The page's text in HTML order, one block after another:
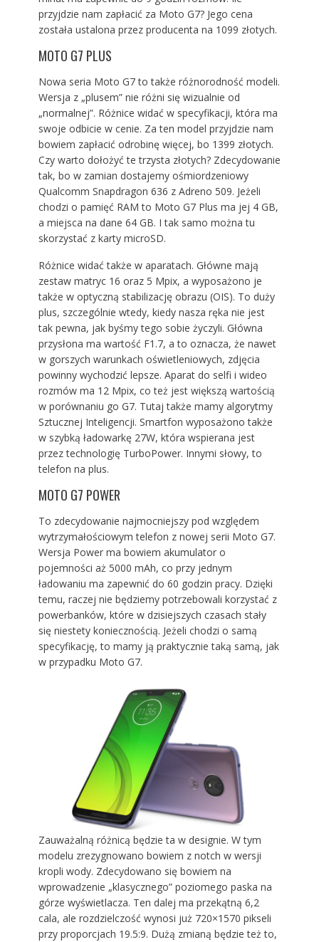
przyjdzie nam zapłacić za Moto G7? Jego cena
została ustalona przez producenta na 1099 złotych.
MOTO G7 PLUS
Nowa seria Moto G7 to także różnorodność modeli.
Wersja z „plusem” nie różni się wizualnie od
„normalnej”. Różnice widać w specyfikacji, która ma
swoje odbicie w cenie. Za ten model przyjdzie nam
bowiem zapłacić odrobinę więcej, bo 1399 złotych.
Czy warto dołożyć te trzysta złotych? Zdecydowanie
tak, bo w zamian dostajemy ośmiordzeniowy
Qualcomm Snapdragon 636 z Adreno 509. Jeżeli
chodzi o pamięć RAM to Moto G7 Plus ma jej 4 GB,
a miejsca na dane 64 GB. I tak samo można tu
skorzystać z karty microSD.
Różnice widać także w aparatach. Główne mają
zestaw matryc 16 oraz 5 Mpix, a wyposażono je
także w optyczną stabilizację obrazu (OIS). To duży
plus, szczególnie wtedy, kiedy nasza ręka nie jest
tak pewna, jak byśmy tego sobie życzyli. Główna
przysłona ma wartość F1.7, a to oznacza, że nawet
w gorszych warunkach oświetleniowych, zdjęcia
powinny wychodzić lepsze. Aparat do selfi i wideo
rozmów ma 12 Mpix, co też jest większą wartością
w porównaniu go G7. Tutaj także mamy algorytmy
Sztucznej Inteligencji. Smartfon wyposażono także
w szybką ładowarkę 27W, która wspierana jest
przez technologię TurboPower. Innymi słowy, to
telefon na plus.
MOTO G7 POWER
To zdecydowanie najmocniejszy pod względem
wytrzymałościowym telefon z nowej serii Moto G7.
Wersja Power ma bowiem akumulator o
pojemności aż 5000 mAh, co przy jednym
ładowaniu ma zapewnić do 60 godzin pracy. Dzięki
temu, raczej nie będziemy potrzebowali korzystać z
powerbanków, które w dzisiejszych czasach stały
się niestety koniecznością. Jeżeli chodzi o samą
specyfikację, to mamy ją praktycznie taką samą, jak
w przypadku Moto G7.
Zauważalną różnicą będzie ta w designie. W tym
modelu zrezygnowano bowiem z notch w wersji
kropli wody. Zdecydowano się bowiem na
wprowadzenie „klasycznego” poziomego paska na
górze wyświetlacza. Ten dalej ma przekątną 6,2
cala, ale rozdzielczość wynosi już 720×1570 pikseli
przy proporcjach 19.5:9. Dużą zmianą będzie też to,